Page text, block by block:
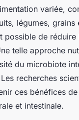
variée,
légumes, grains
possible de réduire
telle approche
du microbiote
recherches
ces bénéfices de
et intestinale.